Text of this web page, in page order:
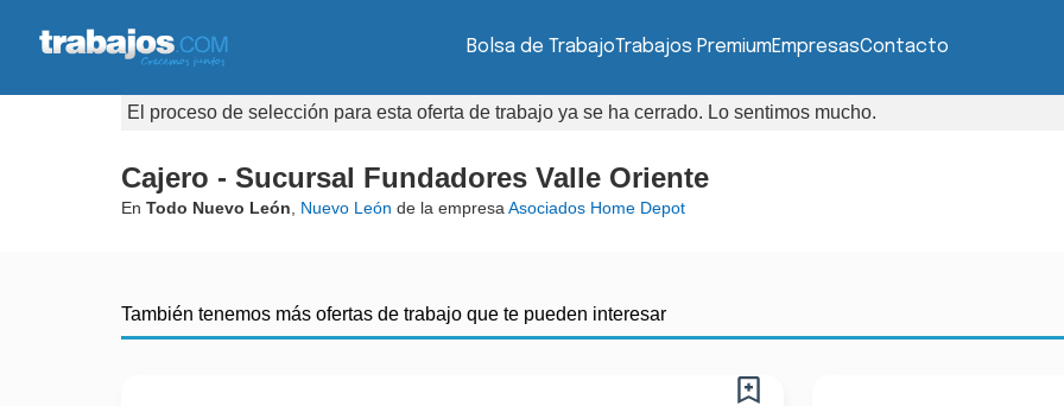
Bolsa de TrabajoTrabajos PremiumEmpresasContacto
El proceso de selección para esta oferta de trabajo ya se ha cerrado. Lo sentimos mucho.
Cajero - Sucursal Fundadores Valle Oriente
En Todo Nuevo León Nuevo León de la empresa Asociados Home Depot
También tenemos más ofertas de trabajo que te pueden interesar